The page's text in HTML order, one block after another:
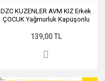
DZC KUZENLER AVM KIZ Erkek
ÇOCUK Yağmurluk Kapüşonlu
RÜZGARLIK pembe
139,00 TL